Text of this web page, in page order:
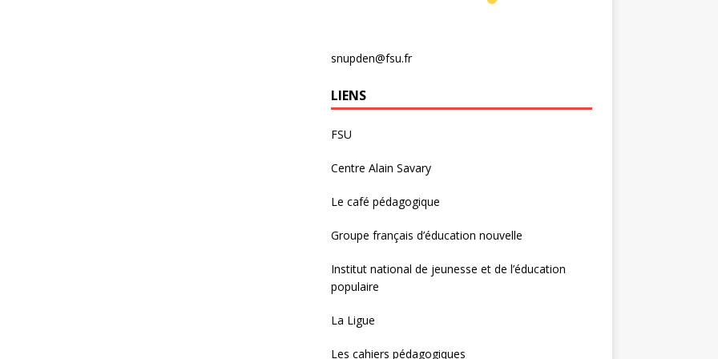
snupden@fsu.fr
LIENS
FSU
Centre Alain Savary
Le café pédagogique
Groupe français d’éducation nouvelle
Institut national de jeunesse et de l’éducation
populaire
La Ligue
Les cahiers pédagogiques